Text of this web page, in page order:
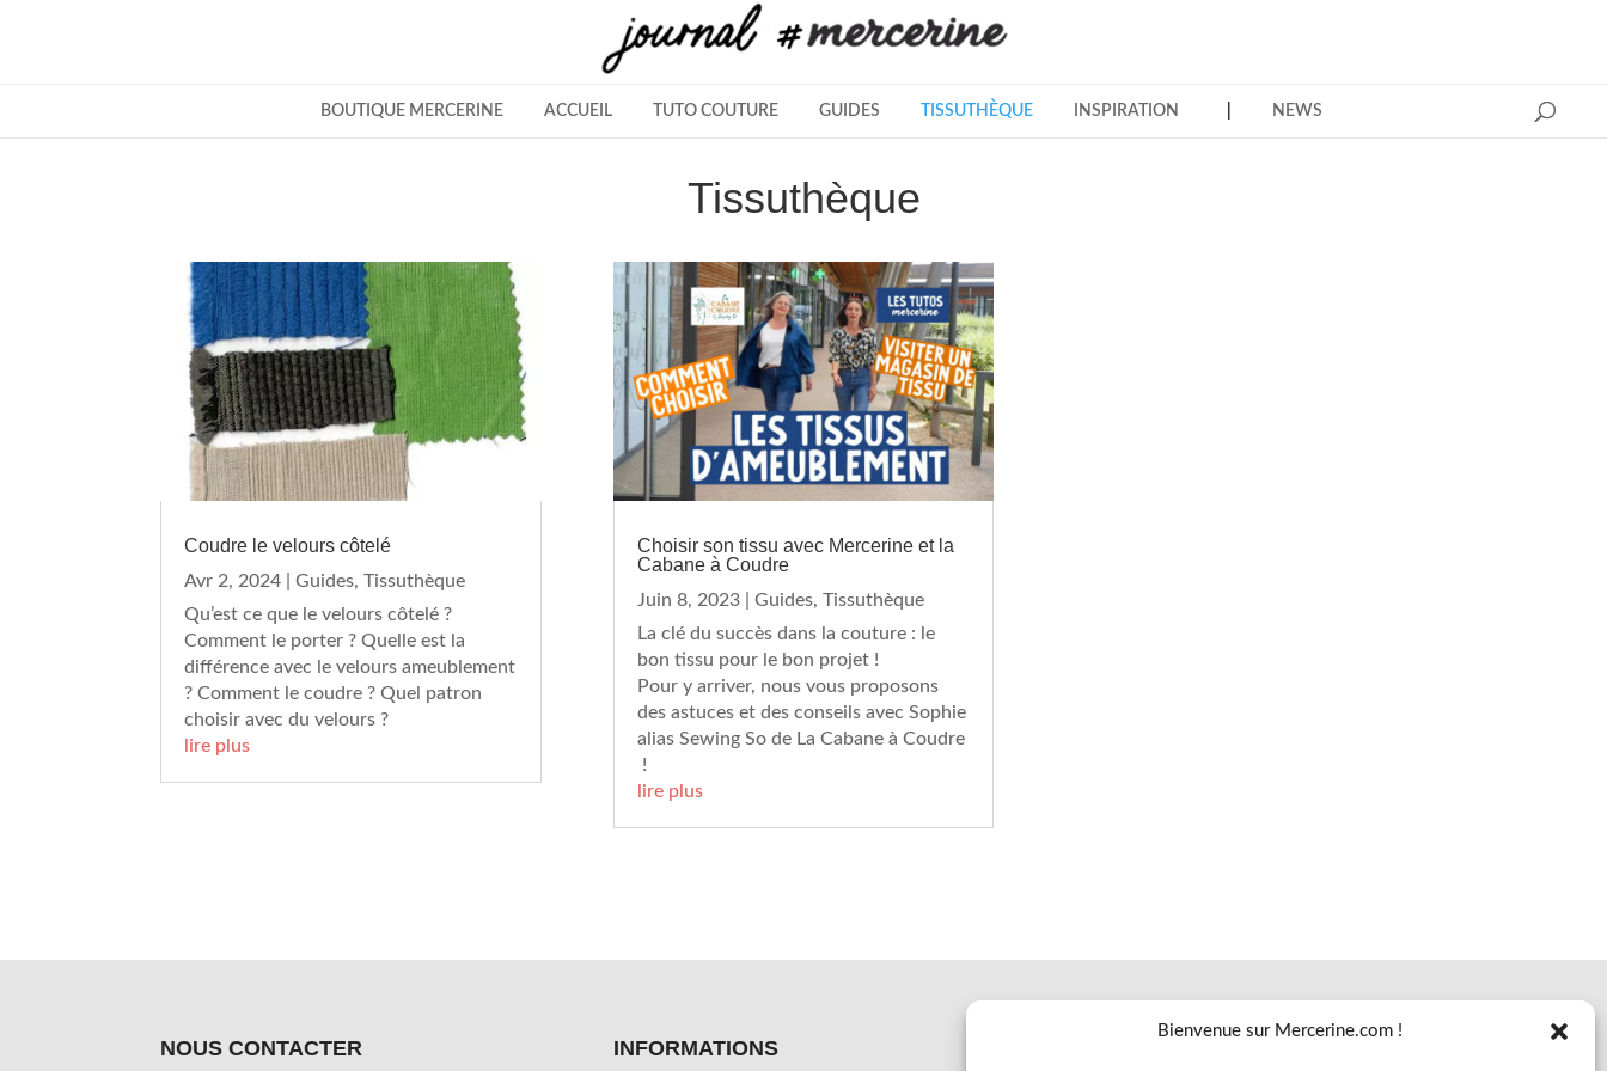
Bienvenue sur Mercerine.com !
BOUTIQUE MERCERINE ACCUEIL TUTO COUTURE GUIDES TISSUTHÈQUE INSPIRATION NEWS
Tissuthèque
Coudre le velours côtelé
Avr 2, 2024 |Guides,Tissuthèque
Qu’est ce que le velours côtelé ?
Comment le porter ? Quelle est la
différence avec le velours ameublement
? Comment le coudre ? Quel patron
choisir avec du velours ?
lire plus
Choisir son tissu avec Mercerine et la
Cabane à Coudre
Juin 8, 2023| Guides, Tissuthèque
La clé du succès dans la couture : le
bon tissu pour le bon projet !
Pour y arriver, nous vous proposons
des astuces et des conseils avec Sophie
alias Sewing So de La Cabane à Coudre
!
lire plus
NOUS CONTACTER INFORMATIONS